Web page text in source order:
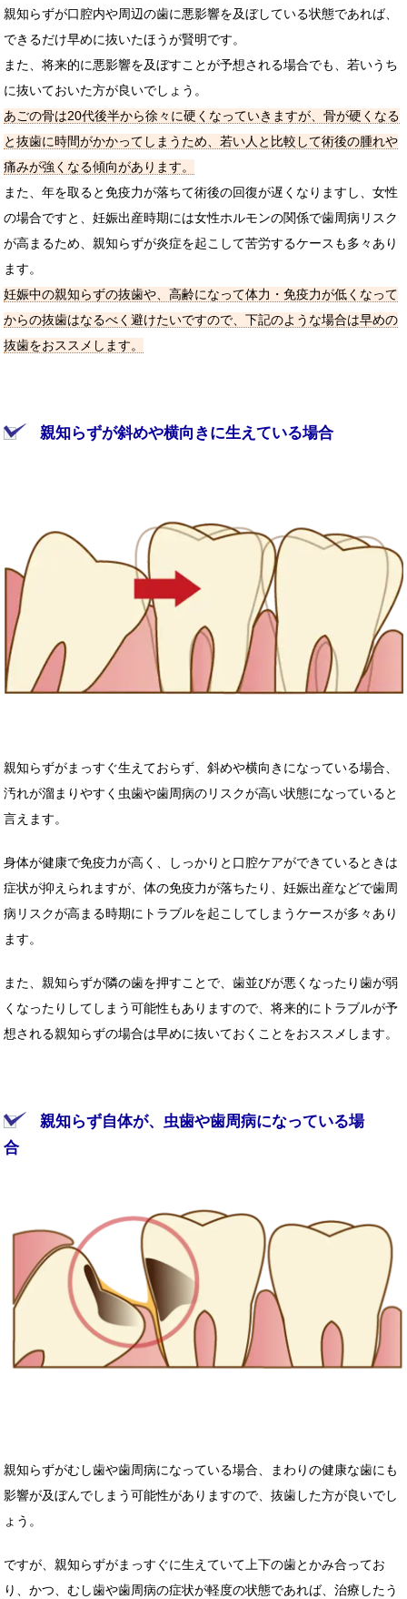
親知らずが口腔内や周辺の歯に悪影響を及ぼしている状態であれば、
できるだけ早めに抜いたほうが賢明です。
また、将来的に悪影響を及ぼすことが予想される場合でも、若いうち
に抜いておいた方が良いでしょう。
あごの骨は20代後半から徐々に硬くなっていきますが、骨が硬くなる
と抜歯に時間がかかってしまうため、若い人と比較して術後の腫れや
痛みが強くなる傾向があります。
また、年を取ると免疫力が落ちて術後の回復が遅くなりますし、女性
の場合ですと、妊娠出産時期には女性ホルモンの関係で歯周病リスク
が高まるため、親知らずが炎症を起こして苦労するケースも多々あり
ます。
妊娠中の親知らずの抜歯や、高齢になって体力・免疫力が低くなって
からの抜歯はなるべく避けたいですので、下記のような場合は早めの
抜歯をおススメします。
親知らずが斜めや横向きに生えている場合
親知らずがまっすぐ生えておらず、斜めや横向きになっている場合、
汚れが溜まりやすく虫歯や歯周病のリスクが高い状態になっていると
言えます。
身体が健康で免疫力が高く、しっかりと口腔ケアができているときは
症状が抑えられますが、体の免疫力が落ちたり、妊娠出産などで歯周
病リスクが高まる時期にトラブルを起こしてしまうケースが多々あり
ます。
また、親知らずが隣の歯を押すことで、歯並びが悪くなったり歯が弱
くなったりしてしまう可能性もありますので、将来的にトラブルが予
想される親知らずの場合は早めに抜いておくことをおススメします。
親知らず自体が、虫歯や歯周病になっている場
合
親知らずがむし歯や歯周病になっている場合、まわりの健康な歯にも
影響が及ぼんでしまう可能性がありますので、抜歯した方が良いでし
ょう。
ですが、親知らずがまっすぐに生えていて上下の歯とかみ合ってお
り、かつ、むし歯や歯周病の症状が軽度の状態であれば、治療したう